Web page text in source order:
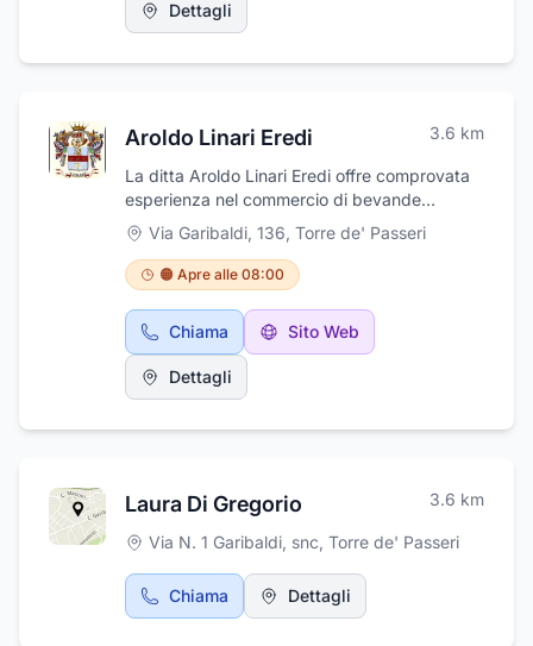
Dettagli
Aroldo Linari Eredi 3.6 km
La ditta Aroldo Linari Eredi offre comprovata
esperienza nel commercio di bevande
alcoliche e analcoliche, acque minerali, bibite
gassate, birre sia italiane che estere, vini e
liquori. L'attività ha la sua sede in via
Garibaldi, 136 nel comune di Torre De' Passeri
in provincia di Pescara, ma effettua, su
prenotazione, una puntuale consegna a
domicilio sia per i privati che per le attività
commerciali. Aroldo Linari Eredi garantisce un
eventi, sagre e feste, forniture per bar,
Via Garibaldi, 136, Torre de' Passeri
🟠 Apre alle 08:00
Chiama Sito Web
Dettagli
Laura Di Gregorio 3.6 km
Via N. 1 Garibaldi, snc, Torre de' Passeri
Chiama Dettagli